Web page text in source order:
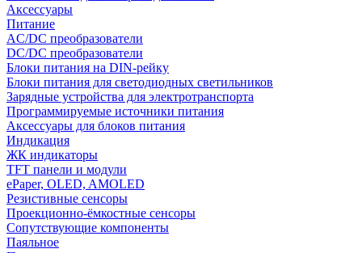
Аксессуары
Питание
AC/DC преобразователи
DC/DC преобразователи
Блоки питания на DIN-рейку
Блоки питания для светодиодных светильников
Зарядные устройства для электротранспорта
Программируемые источники питания
Аксессуары для блоков питания
Индикация
ЖК индикаторы
TFT панели и модули
ePaper, OLED, AMOLED
Резистивные сенсоры
Проекционно-ёмкостные сенсоры
Сопутствующие компоненты
Паяльное